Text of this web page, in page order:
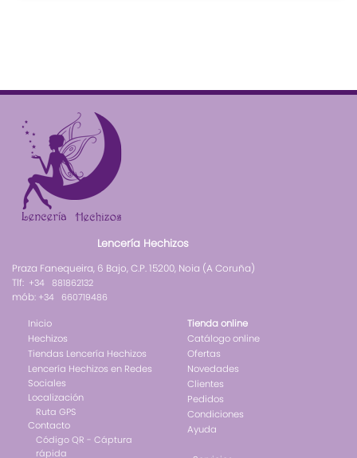
Lencería Hechizos
Praza Fanequeira, 6 Bajo, C.P. 15200, Noia (A Coruña)
Tlf: +34 881862132
mób: +34 660719486
Inicio
Hechizos
Tiendas Lencería Hechizos
Lencería Hechizos en Redes
Sociales
Localización
Ruta GPS
Contacto
Código QR - Cáptura
rápida
Tienda online
Catálogo online
Ofertas
Novedades
Clientes
Pedidos
Condiciones
Ayuda